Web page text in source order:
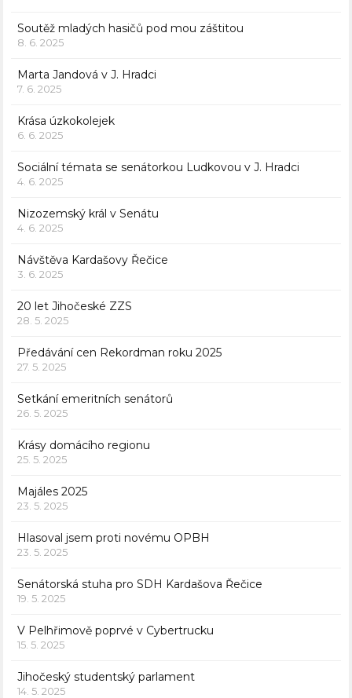
Soutěž mladých hasičů pod mou záštitou
8. 6. 2025
Marta Jandová v J. Hradci
7. 6. 2025
Krása úzkokolejek
6. 6. 2025
Sociální témata se senátorkou Ludkovou v J. Hradci
4. 6. 2025
Nizozemský král v Senátu
4. 6. 2025
Návštěva Kardašovy Řečice
3. 6. 2025
20 let Jihočeské ZZS
28. 5. 2025
Předávání cen Rekordman roku 2025
27. 5. 2025
Setkání emeritních senátorů
26. 5. 2025
Krásy domácího regionu
25. 5. 2025
Majáles 2025
23. 5. 2025
Hlasoval jsem proti novému OPBH
23. 5. 2025
Senátorská stuha pro SDH Kardašova Řečice
19. 5. 2025
V Pelhřimově poprvé v Cybertrucku
15. 5. 2025
Jihočeský studentský parlament
14. 5. 2025